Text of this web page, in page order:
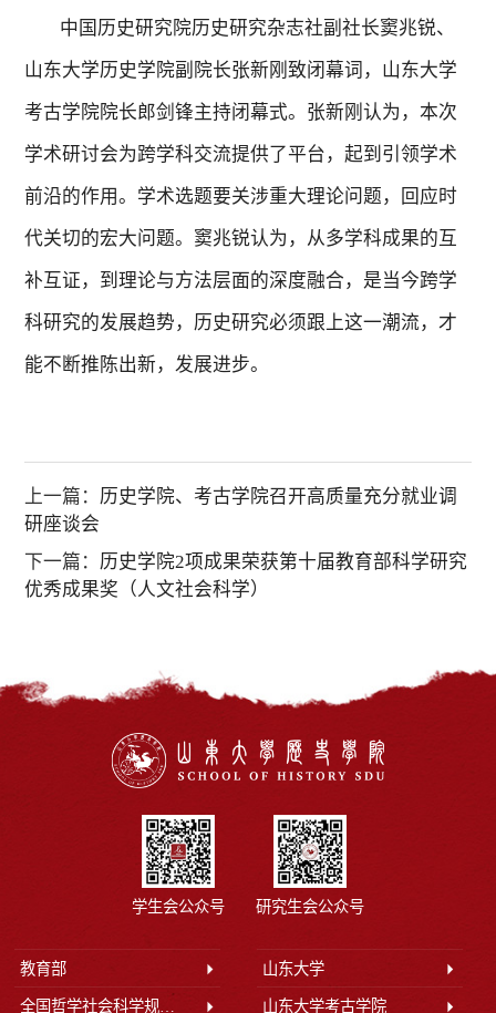
中国历史研究院历史研究杂志社副社长窦兆锐、
山东大学历史学院副院长张新刚致闭幕词，山东大学
考古学院院长郎剑锋主持闭幕式。张新刚认为，本次
学术研讨会为跨学科交流提供了平台，起到引领学术
前沿的作用。学术选题要关涉重大理论问题，回应时
代关切的宏大问题。窦兆锐认为，从多学科成果的互
补互证，到理论与方法层面的深度融合，是当今跨学
科研究的发展趋势，历史研究必须跟上这一潮流，才
能不断推陈出新，发展进步。
上一篇： 历史学院、考古学院召开高质量充分就业调
研座谈会
下一篇： 历史学院2项成果荣获第十届教育部科学研究
优秀成果奖（人文社会科学）
学生会公众号 研究生会公众号
教育部 山东大学
全国哲学社会科学规划办公室 山东大学考古学院